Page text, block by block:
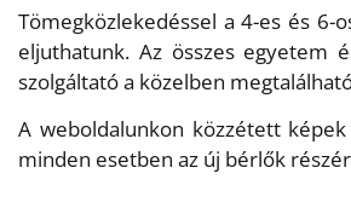
Tömegközlekedéssel a 4-es és
eljuthatunk. Az összes egyetem
szolgáltató a közelben
A weboldalunkon közzétett
minden esetben az új bérlők